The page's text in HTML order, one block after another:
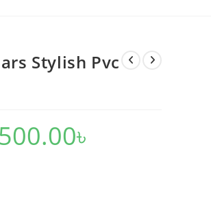
Stylish Pvc
৳